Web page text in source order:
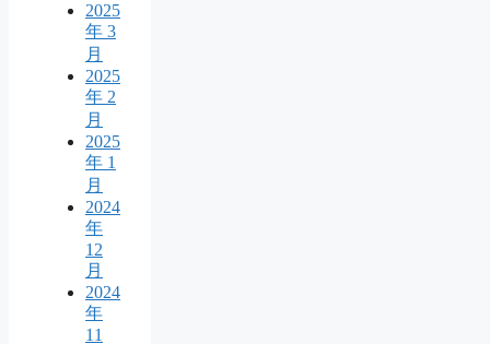
2025
年 3
月
2025
年 2
月
2025
年 1
月
2024
年
12
月
2024
年
11